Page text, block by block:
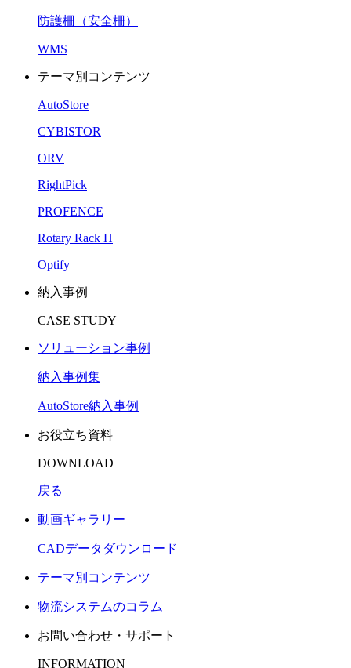
防護柵（安全柵）
WMS
テーマ別コンテンツ
AutoStore
CYBISTOR
ORV
RightPick
PROFENCE
Rotary Rack H
Optify
納入事例
CASE STUDY
ソリューション事例
納入事例集
AutoStore納入事例
お役立ち資料
DOWNLOAD
戻る
動画ギャラリー
CADデータダウンロード
テーマ別コンテンツ
物流システムのコラム
お問い合わせ・サポート
INFORMATION